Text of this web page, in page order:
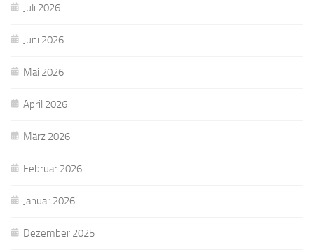
Juli 2026
Juni 2026
Mai 2026
April 2026
März 2026
Februar 2026
Januar 2026
Dezember 2025